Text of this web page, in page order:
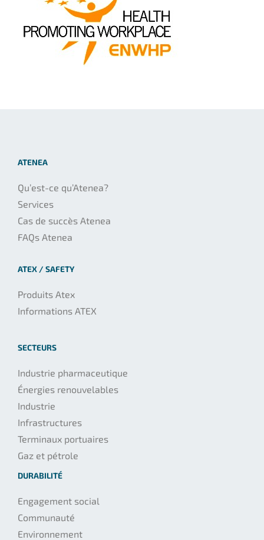
ATENEA
Qu’est-ce qu’Atenea?
Services
Cas de succès Atenea
FAQs Atenea
ATEX / SAFETY
Produits Atex
Informations ATEX
SECTEURS
Industrie pharmaceutique
Énergies renouvelables
Industrie
Infrastructures
Terminaux portuaires
Gaz et pétrole
DURABILITÉ
Engagement social
Communauté
Environnement